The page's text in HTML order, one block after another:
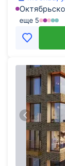
еще 5